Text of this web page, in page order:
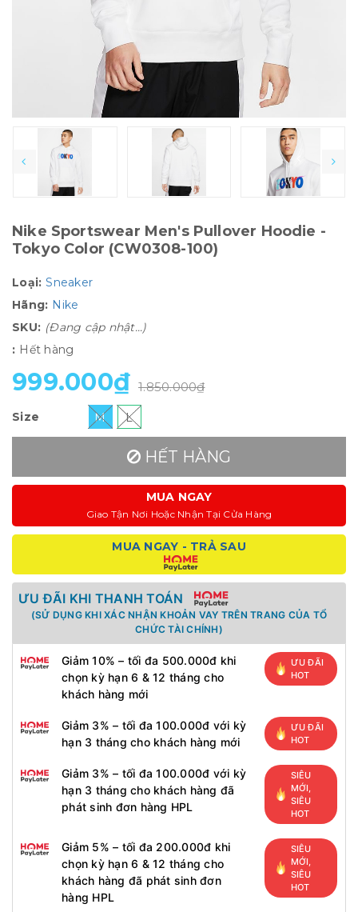
Nike Sportswear Men's Pullover Hoodie -
Tokyo Color (CW0308-100)
Loại: Sneaker
Hãng: Nike
SKU: (Đang cập nhật...)
: Hết hàng
999.000₫ 1.850.000₫
Size M L
HẾT HÀNG
MUA NGAY
Giao Tận Nơi Hoặc Nhận Tại Cửa Hàng
MUA NGAY - TRẢ SAU
ƯU ĐÃI KHI THANH TOÁN
(SỬ DỤNG KHI XÁC NHẬN KHOẢN VAY TRÊN TRANG CỦA TỔ
CHỨC TÀI CHÍNH)
Giảm 10% – tối đa 500.000đ khi
chọn kỳ hạn 6 & 12 tháng cho
khách hàng mới
ƯU ĐÃI
HOT
Giảm 3% – tối đa 100.000đ với kỳ
hạn 3 tháng cho khách hàng mới
ƯU ĐÃI
HOT
Giảm 3% – tối đa 100.000đ với kỳ
hạn 3 tháng cho khách hàng đã
phát sinh đơn hàng HPL
SIÊU
MỚI,
SIÊU
HOT
Giảm 5% – tối đa 200.000đ khi
chọn kỳ hạn 6 & 12 tháng cho
khách hàng đã phát sinh đơn
hàng HPL
SIÊU
MỚI,
SIÊU
HOT